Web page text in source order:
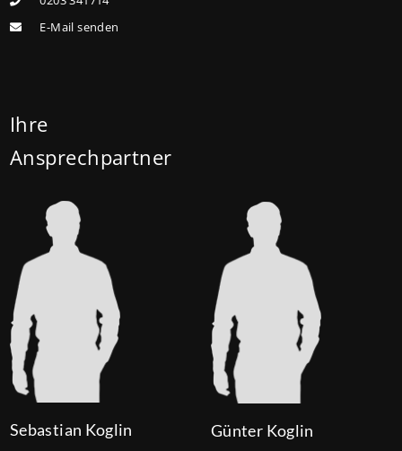
Euro, für Familien mit zwei Kindern auf 160.000 Euro
(vorher: 125.000 Euro) und für Familien mit drei und
Heute liegt der Zinssatz für ein Darlehen mit 35
Prozent effektiv. (mehr …)
E-Mail senden
Ihre
Ansprechpartner
Sebastian Koglin Günter Koglin